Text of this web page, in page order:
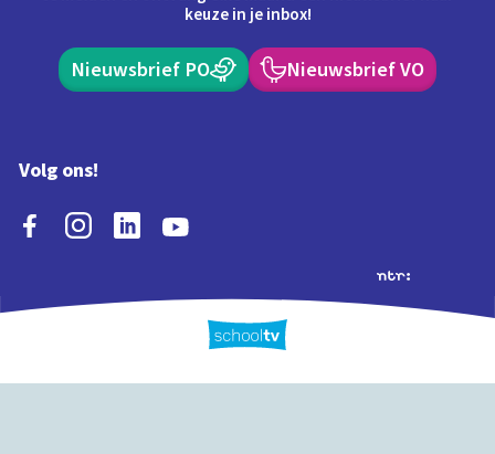
keuze in je inbox!
Nieuwsbrief PO Nieuwsbrief VO
Volg ons!